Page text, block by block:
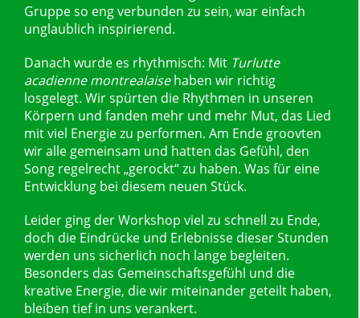
Gruppe so eng verbunden zu sein, war einfach
unglaublich inspirierend.
Danach wurde es rhythmisch: Mit Turlutte
acadienne montrealaisehaben wir richtig
losgelegt. Wir spürten die Rhythmen in unseren
Körpern und fanden mehr und mehr Mut, das Lied
mit viel Energie zu performen. Am Ende groovten
wir alle gemeinsam und hatten das Gefühl, den
Song regelrecht „gerockt“ zu haben. Was für eine
Entwicklung bei diesem neuen Stück.
Leider ging der Workshop viel zu schnell zu Ende,
doch die Eindrücke und Erlebnisse dieser Stunden
werden uns sicherlich noch lange begleiten.
Besonders das Gemeinschaftsgefühl und die
kreative Energie, die wir miteinander geteilt haben,
bleiben tief in uns verankert.